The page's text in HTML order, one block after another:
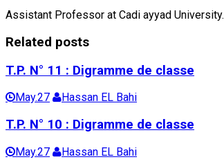
Assistant Professor at Cadi ayyad University.
Related posts
T.P. N° 11 : Digramme de classe
May.27 Hassan EL Bahi
T.P. N° 10 : Digramme de classe
May.27 Hassan EL Bahi